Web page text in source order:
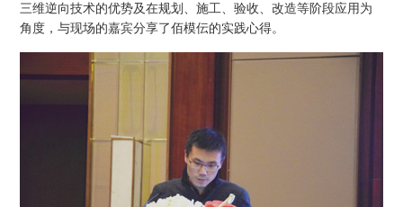
三维逆向技术的优势及在规划、施工、验收、改造等阶段应用为
角度，与现场的嘉宾分享了佰模伝的实践心得。